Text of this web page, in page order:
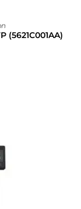
(5621C001AA)